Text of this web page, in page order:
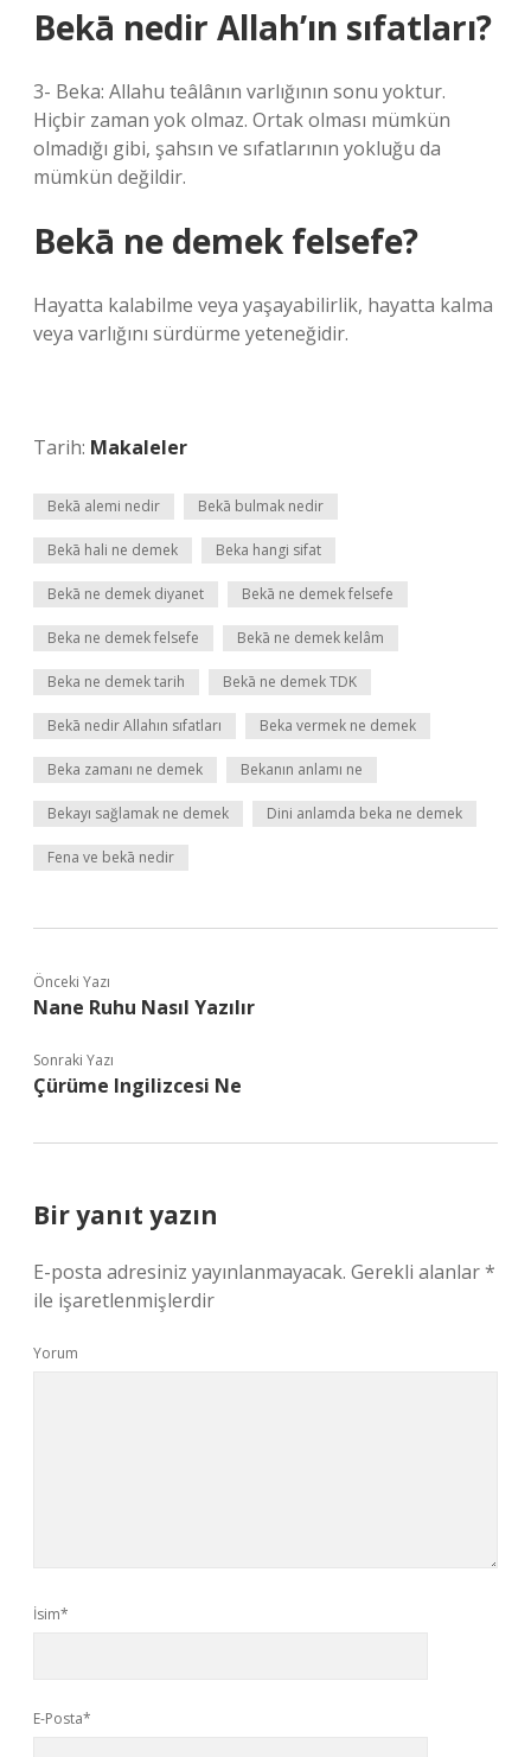
Bekā nedir Allah’ın sıfatları?
3- Beka: Allahu teâlânın varlığının sonu yoktur.
Hiçbir zaman yok olmaz. Ortak olması mümkün
olmadığı gibi, şahsın ve sıfatlarının yokluğu da
mümkün değildir.
Bekā ne demek felsefe?
Hayatta kalabilme veya yaşayabilirlik, hayatta kalma
veya varlığını sürdürme yeteneğidir.
Tarih: Makaleler
Bekā alemi nedir Bekā bulmak nedir
Bekā hali ne demek Beka hangi sifat
Bekā ne demek diyanet Bekā ne demek felsefe
Beka ne demek felsefe Bekā ne demek kelâm
Beka ne demek tarih Bekā ne demek TDK
Bekā nedir Allahın sıfatları Beka vermek ne demek
Beka zamanı ne demek Bekanın anlamı ne
Bekayı sağlamak ne demek Dini anlamda beka ne demek
Fena ve bekā nedir
Önceki Yazı
Nane Ruhu Nasıl Yazılır
Sonraki Yazı
Çürüme Ingilizcesi Ne
Bir yanıt yazın
E-posta adresiniz yayınlanmayacak. Gerekli alanlar*
ile işaretlenmişlerdir
Yorum
İsim*
E-Posta*